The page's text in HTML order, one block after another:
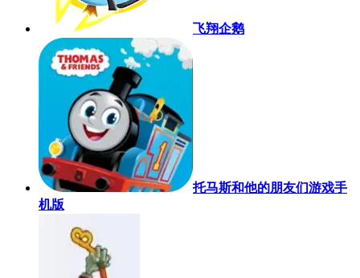
飞翔企鹅
托马斯和他的朋友们游戏手
机版